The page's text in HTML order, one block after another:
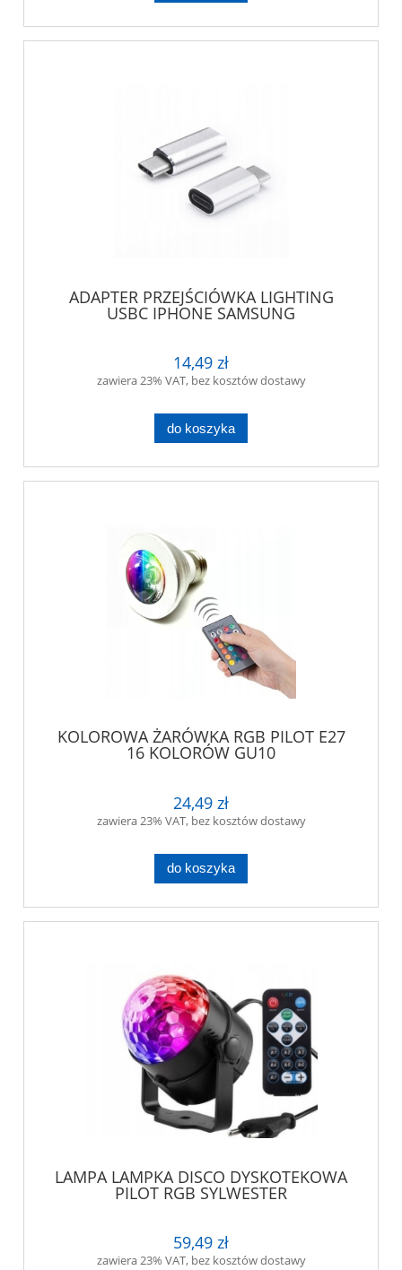
ADAPTER PRZEJŚCIÓWKA LIGHTING
USBC IPHONE SAMSUNG
14,49 zł
zawiera 23% VAT, bez kosztów dostawy
do koszyka
KOLOROWA ŻARÓWKA RGB PILOT E27
16 KOLORÓW GU10
24,49 zł
zawiera 23% VAT, bez kosztów dostawy
do koszyka
LAMPA LAMPKA DISCO DYSKOTEKOWA
PILOT RGB SYLWESTER
59,49 zł
zawiera 23% VAT, bez kosztów dostawy